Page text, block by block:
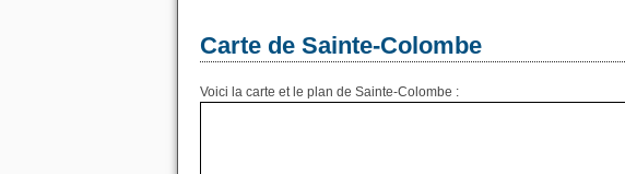
Carte de Sainte-Colombe
Voici la carte et le plan de Sainte-Colombe :